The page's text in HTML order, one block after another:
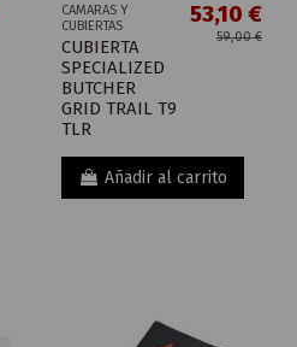
CAMARAS Y
CUBIERTAS
CUBIERTA
SPECIALIZED
BUTCHER
GRID TRAIL T9
TLR
53,10 €
59,00 €
Añadir al carrito